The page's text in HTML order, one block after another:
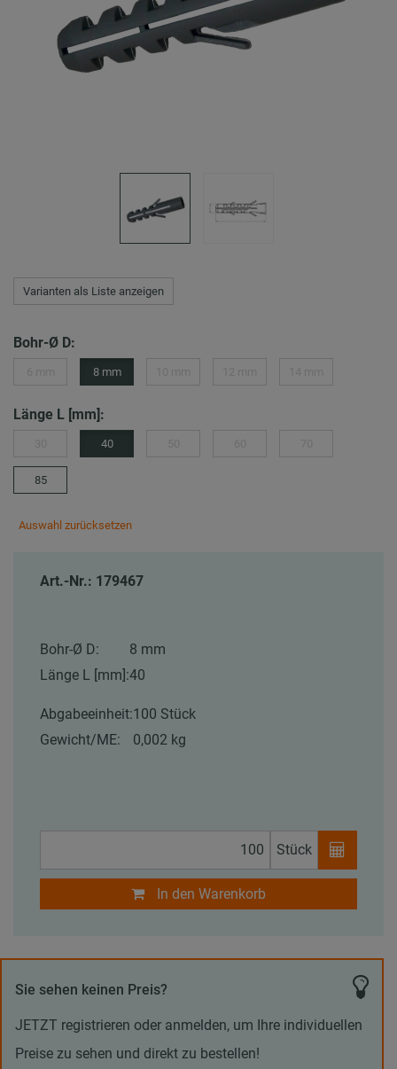
Varianten als Liste anzeigen
Bohr-Ø D:
8 mm
Länge L [mm]:
40
85
Auswahl zurücksetzen
Art.-Nr.: 179467
Bohr-Ø D:
8 mm
Länge L [mm]:40
Abgabeeinheit:100 Stück
Gewicht/ME:
0,002 kg
Stück
In den Warenkorb
Sie sehen keinen Preis?
JETZT registrieren oder anmelden, um Ihre individuellen
Preise zu sehen und direkt zu bestellen!